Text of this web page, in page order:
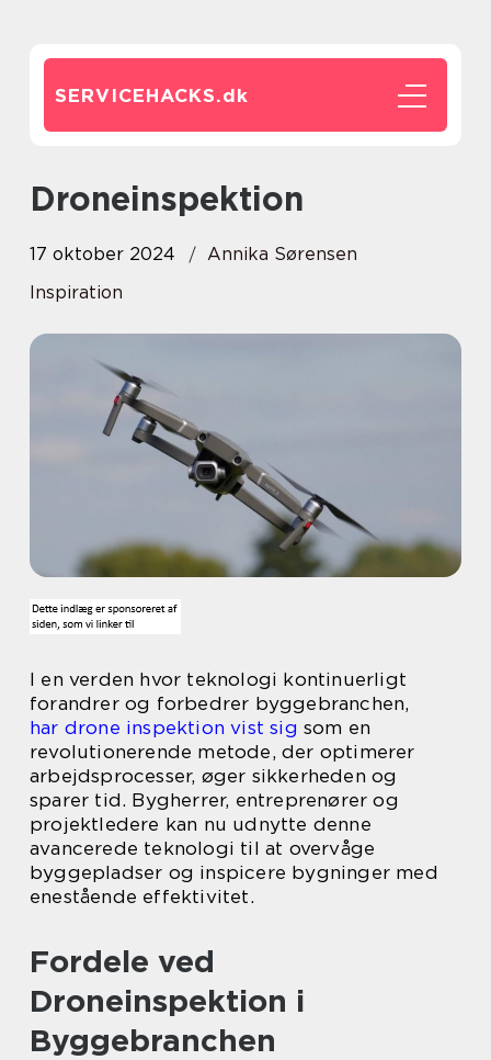
SERVICEHACKS.dk
Droneinspektion
17 oktober 2024
Annika Sørensen
Inspiration
I en verden hvor teknologi kontinuerligt
forandrer og forbedrer byggebranchen,
har drone inspektion vist sig som en
revolutionerende metode, der optimerer
arbejdsprocesser, øger sikkerheden og
sparer tid. Bygherrer, entreprenører og
projektledere kan nu udnytte denne
avancerede teknologi til at overvåge
byggepladser og inspicere bygninger med
enestående effektivitet.
Fordele ved
Droneinspektion i
Byggebranchen